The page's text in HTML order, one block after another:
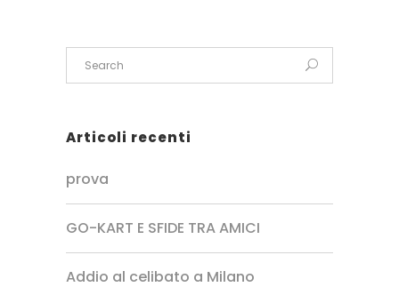
Articoli recenti
prova
GO-KART E SFIDE TRA AMICI
Addio al celibato a Milano